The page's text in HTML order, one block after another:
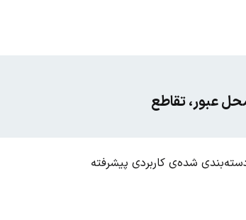
عبور، تقاطع
شده‌ی کاربردی پیشرفته